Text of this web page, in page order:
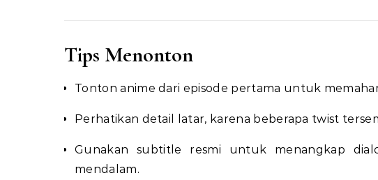
Tips Menonton
Tonton anime dari episode pertama untuk
Perhatikan detail latar, karena beberapa twist
Gunakan subtitle resmi untuk menangkap
mendalam.